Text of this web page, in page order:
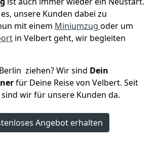
unsere Kunden dabei zu
mit einem Miniumzug oder um
in Velbert geht, wir begleiten
ziehen? Wir sind Dein
für Deine Reise von Velbert. Seit
sind wir für unsere Kunden da.
Angebot erhalten